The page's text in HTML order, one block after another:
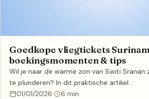
Goedkope vliegtickets
boekingsmomenten & tips
Wil je naar de warme zon van Switi
te plunderen? In dit praktische artikel…
01/01/2026
6 min